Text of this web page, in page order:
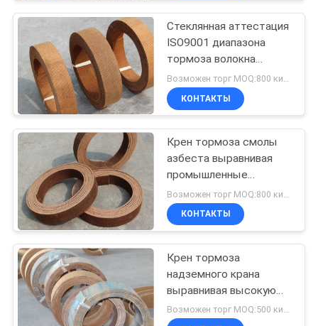
Промышленная
обкладка тормоза
29
Набивка кольца
уплотнения
Стеклянная аттестация
ISO9001 диапазона
тормоза волокна
вискозы Relining
материальная
КОНТАКТЫ
Крен тормоза смолы
азбеста выравнивая
промышленные
выравниваясь части
обкладки тормоза
КОНТАКТЫ
Крен тормоза
надземного крана
выравнивая высокую
цепкость с латунным
проводом внутрь
Возможен торг MOQ:500 килограммов